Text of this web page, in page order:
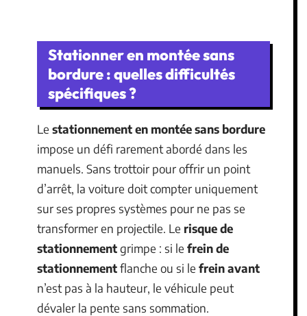
Stationner en montée sans
bordure : quelles difficultés
spécifiques ?
Le stationnement en montée sans bordure
impose un défi rarement abordé dans les
manuels. Sans trottoir pour offrir un point
d’arrêt, la voiture doit compter uniquement
sur ses propres systèmes pour ne pas se
transformer en projectile. Le risque de
stationnementgrimpe : si le frein de
stationnementflanche ou si le frein avant
n’est pas à la hauteur, le véhicule peut
dévaler la pente sans sommation.